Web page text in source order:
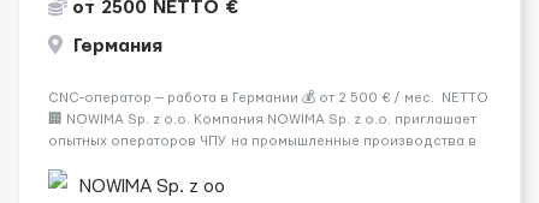
от 2500 NETTO €
Германия
CNC-оператор — работа в Германии 💰 от 2 500 € / мес. NETTO
🏢 NOWIMA Sp. z o.o. Компания NOWIMA Sp. z o.o. приглашает
опытных операторов ЧПУ на промышленные производства в
Проживание, оформление и билеты — за счёт компани...
NOWIMA Sp. z oo